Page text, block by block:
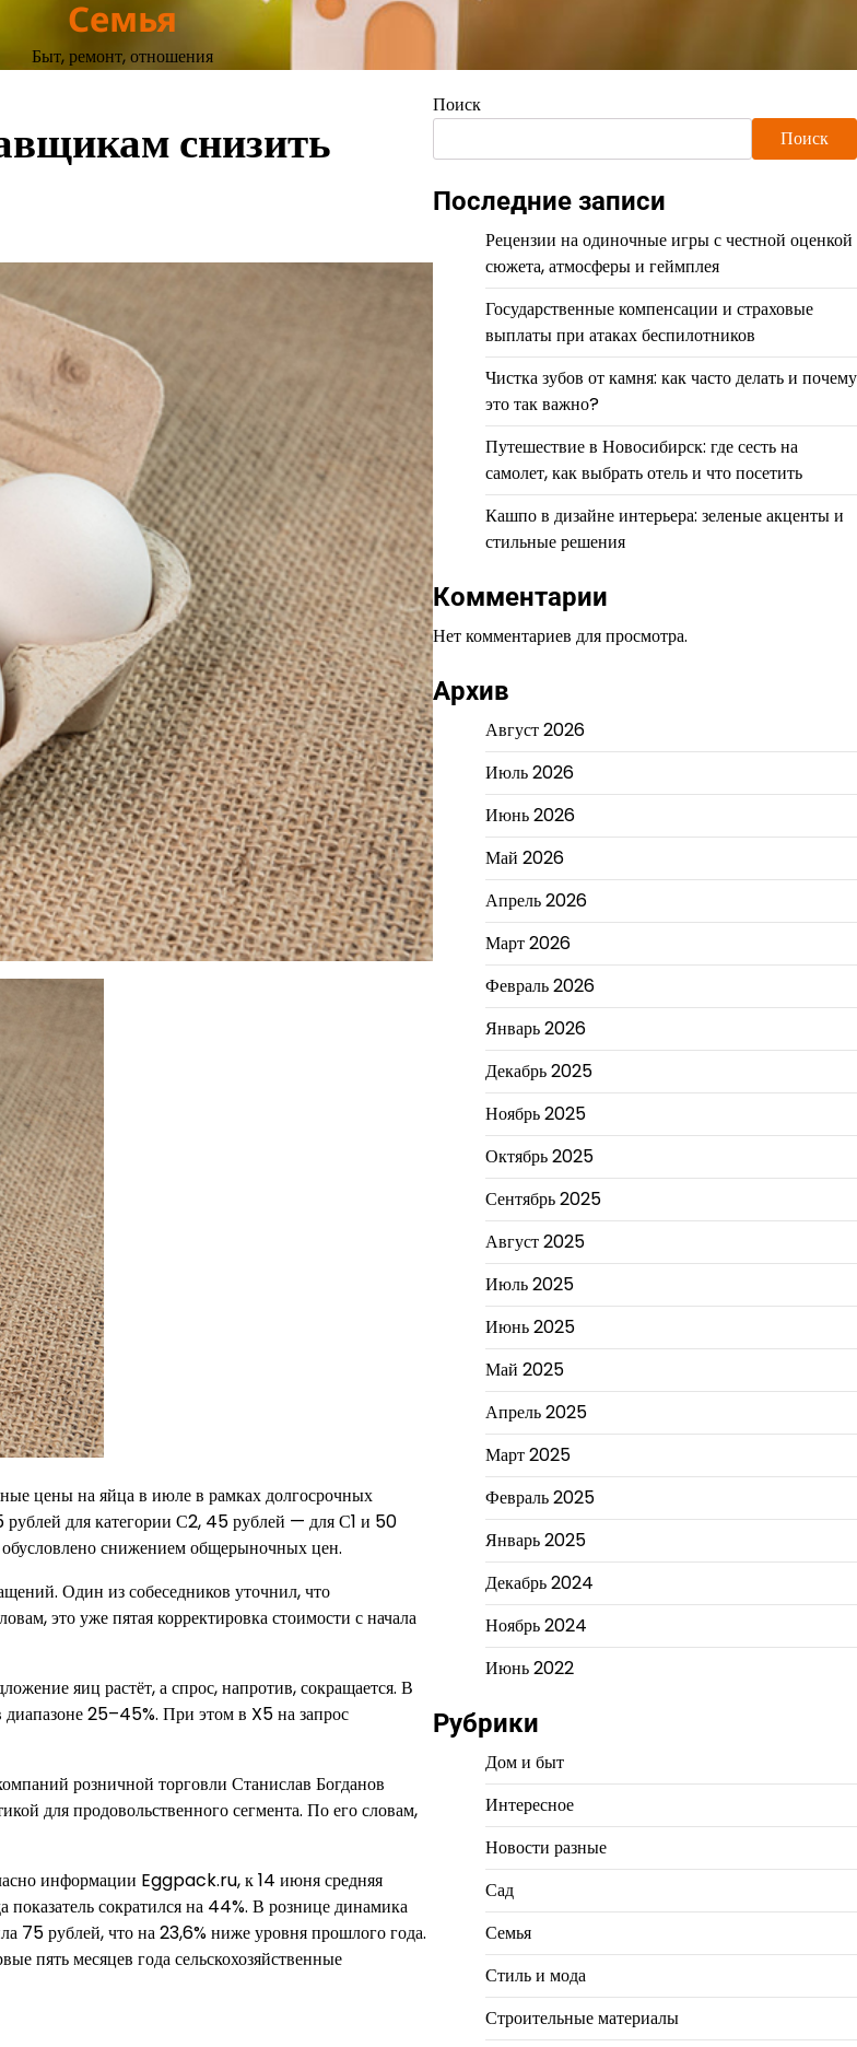
Семья
Быт, ремонт, отношения
снизить
цены на яйца в июле в рамках долгосрочных
рублей для категории С2, 45 рублей — для С1 и 50
снижением общерыночных цен.
Один из собеседников уточнил, что
это уже пятая корректировка стоимости с начала
яиц растёт, а спрос, напротив, сокращается. В
25–45%. При этом в X5 на запрос
розничной торговли Станислав Богданов
для продовольственного сегмента. По его словам,
информации Eggpack.ru, к 14 июня средняя
показатель сократился на 44%. В рознице динамика
75 рублей, что на 23,6% ниже уровня прошлого года.
пять месяцев года сельскохозяйственные
Поиск
Поиск
Последние записи
Рецензии на одиночные игры с честной оценкой
сюжета, атмосферы и геймплея
Государственные компенсации и страховые
выплаты при атаках беспилотников
Чистка зубов от камня: как часто делать и почему
это так важно?
Путешествие в Новосибирск: где сесть на
самолет, как выбрать отель и что посетить
Кашпо в дизайне интерьера: зеленые акценты и
стильные решения
Комментарии
Нет комментариев для просмотра.
Архив
Август 2026
Июль 2026
Июнь 2026
Май 2026
Апрель 2026
Март 2026
Февраль 2026
Январь 2026
Декабрь 2025
Ноябрь 2025
Октябрь 2025
Сентябрь 2025
Август 2025
Июль 2025
Июнь 2025
Май 2025
Апрель 2025
Март 2025
Февраль 2025
Январь 2025
Декабрь 2024
Ноябрь 2024
Июнь 2022
Рубрики
Дом и быт
Интересное
Новости разные
Сад
Семья
Стиль и мода
Строительные материалы